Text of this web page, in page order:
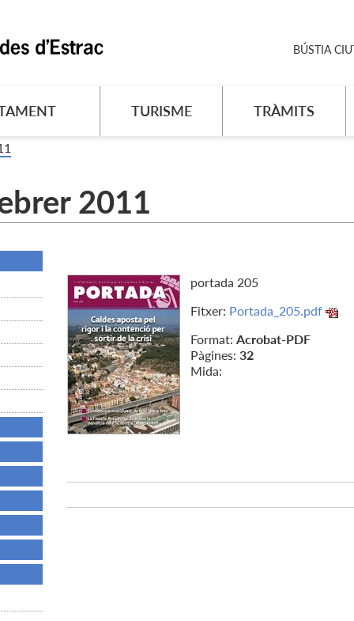
TURISME TRÀMITS
BÚSTIA
2011
portada 205
Fitxer: Portada_205.pdf
Format: Acrobat-PDF
Pàgines: 32
Mida: